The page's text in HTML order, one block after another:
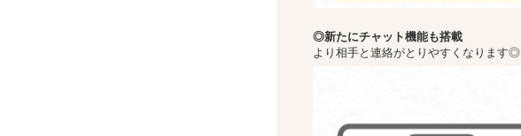
◎新たにチャット機能も搭載
より相手と連絡がとりやすくなります◎